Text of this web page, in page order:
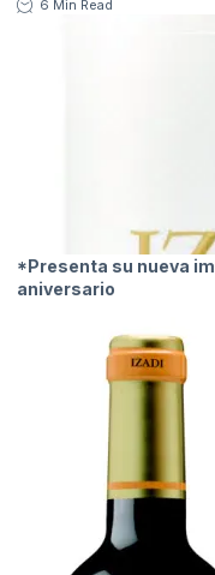
6 Min Read
*Presenta su nueva
aniversario